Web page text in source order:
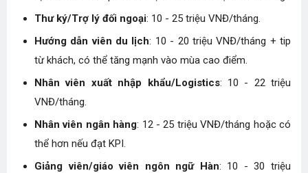
Thư ký/Trợ lý đối ngoại: 10 - 25 triệu VNĐ/tháng.
Hướng dẫn viên du lịch: 10 - 20 triệu VNĐ/tháng + tip
từ khách, có thể tăng mạnh vào mùa cao điểm.
Nhân viên xuất nhập khẩu/Logistics: 10 - 22 triệu
VNĐ/tháng.
Nhân viên ngân hàng: 12 - 25 triệu VNĐ/tháng hoặc có
thể hơn nếu đạt KPI.
Giảng viên/giáo viên ngôn ngữ Hàn: 10 - 30 triệu